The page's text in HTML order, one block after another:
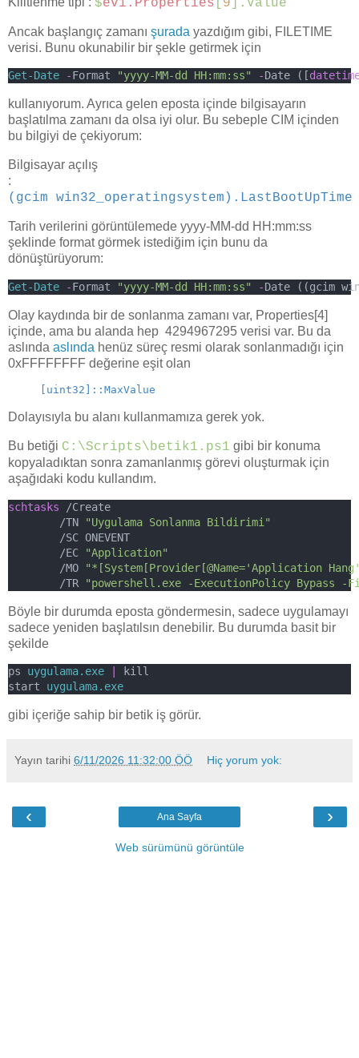
$ev1.Properties 9 ].Value
Ancak başlangıç zamanı şurada yazdığım gibi, FILETIME
verisi. Bunu okunabilir bir şekle getirmek için
Get-Date -Format "yyyy-MM-dd HH:mm:ss" -Date ([
kullanıyorum. Ayrıca gelen eposta içinde bilgisayarın
başlatılma zamanı da olsa iyi olur. Bu sebeple CIM içinden
bu bilgiyi de çekiyorum:
Bilgisayar açılış
:
(gcim win32_operatingsystem).LastBootUpTime
Tarih verilerini görüntülemede yyyy-MM-dd HH:mm:ss
şeklinde format görmek istediğim için bunu da
dönüştürüyorum:
Get-Date -Format "yyyy-MM-dd HH:mm:ss" -Date ((gcim
Olay kaydında bir de sonlanma zamanı var, Properties[4]
içinde, ama bu alanda hep 4294967295 verisi var. Bu da
aslında aslında henüz süreç resmi olarak sonlanmadığı için
0xFFFFFFFF değerine eşit olan
[uint32]::MaxValue
Dolayısıyla bu alanı kullanmamıza gerek yok.
Bu betiği C:\Scripts\betik1.ps1 gibi bir konuma
kopyaladıktan sonra zamanlanmış görevi oluşturmak için
aşağıdaki kodu kullandım.
schtasks /Create
/TN
"Uygulama Sonlanma Bildirimi"
/SC ONEVENT
/EC
"Application"
/MO
"*[System[Provider[@Name='Application
/TR
"powershell.exe -ExecutionPolicy Bypass
Böyle bir durumda eposta göndermesin, sadece uygulamayı
sadece yeniden başlatılsın denebilir. Bu durumda basit bir
şekilde
ps uygulama.exe
kill
start uygulama.exe
gibi içeriğe sahip bir betik iş görür.
Yayın tarihi 6/11/2026 11:32:00 ÖÖ Hiç yorum yok:
‹ ›
Ana Sayfa
Web sürümünü görüntüle